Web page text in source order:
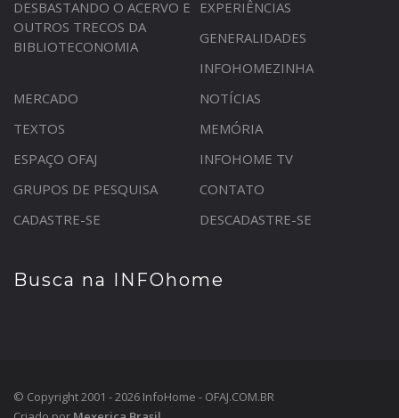
DESBASTANDO O ACERVO E
OUTROS TRECOS DA
BIBLIOTECONOMIA
EXPERIÊNCIAS
GENERALIDADES
INFOHOMEZINHA
MERCADO
NOTÍCIAS
TEXTOS
MEMÓRIA
ESPAÇO OFAJ
INFOHOME TV
GRUPOS DE PESQUISA
CONTATO
CADASTRE-SE
DESCADASTRE-SE
Busca na INFOhome
© Copyright 2001 - 2026 InfoHome - OFAJ.COM.BR